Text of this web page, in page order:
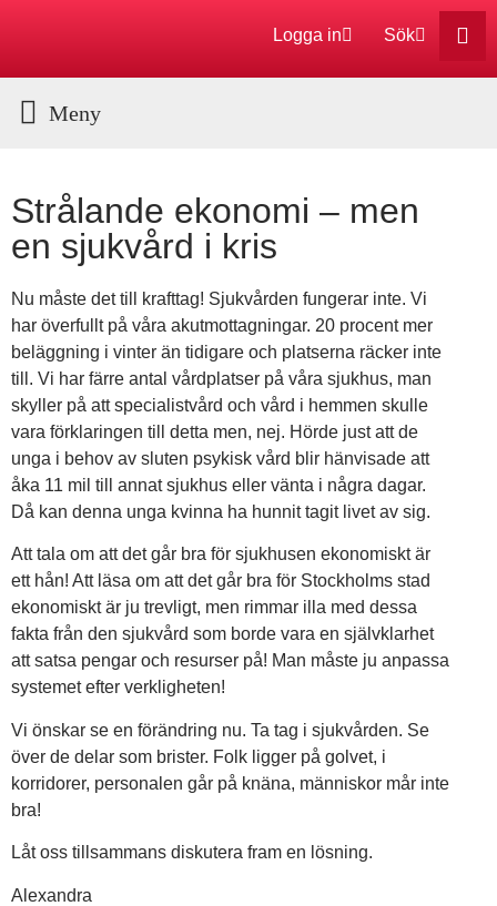
Logga in Sök
Strålande ekonomi – men
en sjukvård i kris
Nu måste det till krafttag! Sjukvården fungerar inte. Vi
har överfullt på våra akutmottagningar. 20 procent mer
beläggning i vinter än tidigare och platserna räcker inte
till. Vi har färre antal vårdplatser på våra sjukhus, man
skyller på att specialistvård och vård i hemmen skulle
vara förklaringen till detta men, nej. Hörde just att de
unga i behov av sluten psykisk vård blir hänvisade att
åka 11 mil till annat sjukhus eller vänta i några dagar.
Då kan denna unga kvinna ha hunnit tagit livet av sig.
Att tala om att det går bra för sjukhusen ekonomiskt är
ett hån! Att läsa om att det går bra för Stockholms stad
ekonomiskt är ju trevligt, men rimmar illa med dessa
fakta från den sjukvård som borde vara en självklarhet
att satsa pengar och resurser på! Man måste ju anpassa
systemet efter verkligheten!
Vi önskar se en förändring nu. Ta tag i sjukvården. Se
över de delar som brister. Folk ligger på golvet, i
korridorer, personalen går på knäna, människor mår inte
bra!
Låt oss tillsammans diskutera fram en lösning.
Alexandra